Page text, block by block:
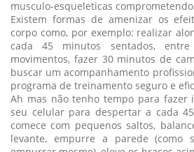
musculo-esqueleticas
Existem formas de amenizar os
corpo como, por exemplo: realizar
cada 45 minutos sentados,
movimentos, fazer 30 minutos de
buscar um acompanhamento
programa de treinamento seguro e
Ah mas não tenho tempo para fazer
seu celular para despertar a cada
comece com pequenos saltos,
levante, empurre a parede (como